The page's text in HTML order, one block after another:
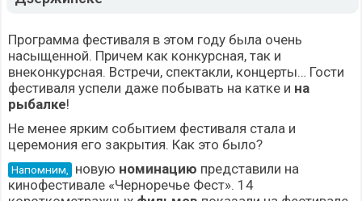
Программа фестиваля в этом году была очень
насыщенной. Причем как конкурсная, так и
внеконкурсная. Встречи, спектакли, концерты… Гости
фестиваля успели даже побывать на катке и на
рыбалке!
Не менее ярким событием фестиваля стала и
церемония его закрытия. Как это было?
Напомним, новую номинацию представили на
кинофестивале «Черноречье Фест». 14